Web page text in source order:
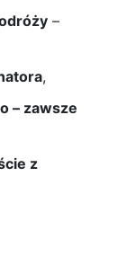
–
,
– zawsze
z